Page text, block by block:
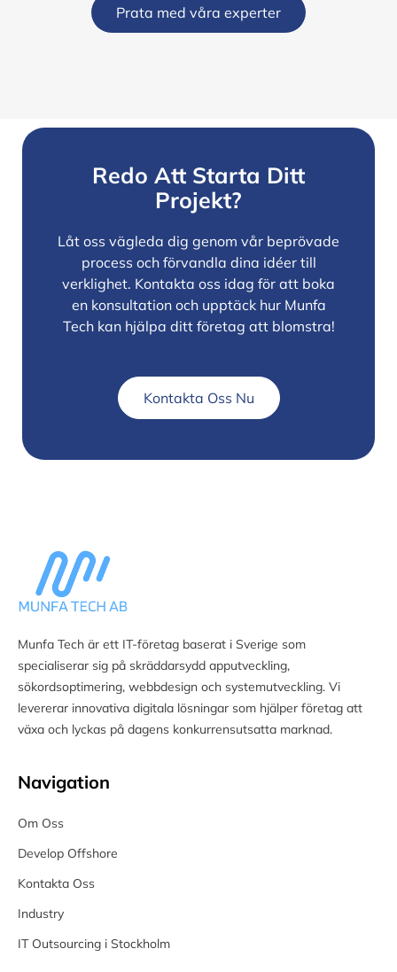
Prata med våra experter
Redo Att Starta Ditt
Projekt?
Låt oss vägleda dig genom vår beprövade
process och förvandla dina idéer till
verklighet. Kontakta oss idag för att boka
en konsultation och upptäck hur Munfa
Tech kan hjälpa ditt företag att blomstra!
Kontakta Oss Nu
Munfa Tech är ett IT-företag baserat i Sverige som
specialiserar sig på skräddarsydd apputveckling,
sökordsoptimering, webbdesign och systemutveckling. Vi
levererar innovativa digitala lösningar som hjälper företag att
växa och lyckas på dagens konkurrensutsatta marknad.
Navigation
Om Oss
Develop Offshore
Kontakta Oss
Industry
IT Outsourcing i Stockholm